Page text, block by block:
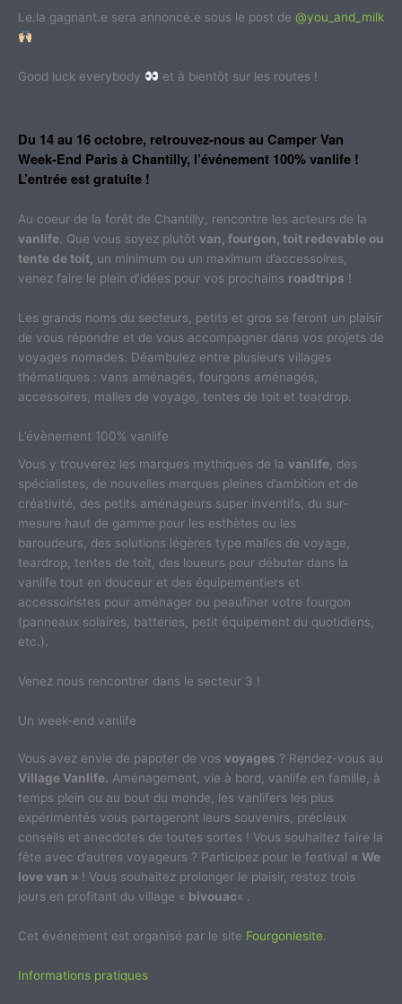
Le.la gagnant.e sera annoncé.e sous le post de @you_and_milk
Good luck everybody et à bientôt sur les routes !
Du 14 au 16 octobre, retrouvez-nousau Camper Van
Week-End Paris à Chantilly, l’événement 100% vanlife !
L’entrée est gratuite !
Au coeur de la forêt de Chantilly, rencontre les acteurs de la
vanlife . Que vous soyez plutôt van, fourgon, toit redevable ou
tente de toit, un minimum ou un maximum d’accessoires,
venez faire le plein d’idées pour vos prochains roadtrips !
Les grands noms du secteurs, petits et gros se feront un plaisir
de vous répondre et de vous accompagner dans vos projets de
voyages nomades. Déambulez entre plusieurs villages
thématiques : vans aménagés, fourgons aménagés,
accessoires, malles de voyage, tentes de toit et teardrop.
L’évènement 100% vanlife
Vous y trouverez les marques mythiques de la vanlife, des
spécialistes, de nouvelles marques pleines d’ambition et de
créativité, des petits aménageurs super inventifs, du sur-
mesure haut de gamme pour les esthètes ou les
baroudeurs, des solutions légères type malles de voyage,
teardrop, tentes de toit, des loueurs pour débuter dans la
vanlife tout en douceur et des équipementiers et
accessoiristes pour aménager ou peaufiner votre fourgon
(panneaux solaires, batteries, petit équipement du quotidiens,
etc.).
Venez nous rencontrer dans le secteur 3 !
Un week-end vanlife
Vous avez envie de papoter de vos voyages ? Rendez-vous au
Village Vanlife. Aménagement, vie à bord, vanlife en famille, à
temps plein ou au bout du monde, les vanlifers les plus
expérimentés vous partageront leurs souvenirs, précieux
conseils et anecdotes de toutes sortes ! Vous souhaitez faire la
fête avec d’autres voyageurs ? Participez pour le festival « We
love van » ! Vous souhaitez prolonger le plaisir, restez trois
jours en profitant du village « bivouac« .
Cet événement est organisé par le site Fourgonlesite
Informations pratiques